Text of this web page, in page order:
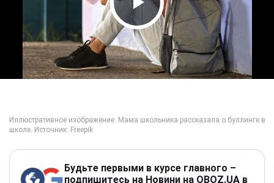
Play Video
Будьте первыми в курсе главного –
подпишитесь на Новини на OBOZ.UA в